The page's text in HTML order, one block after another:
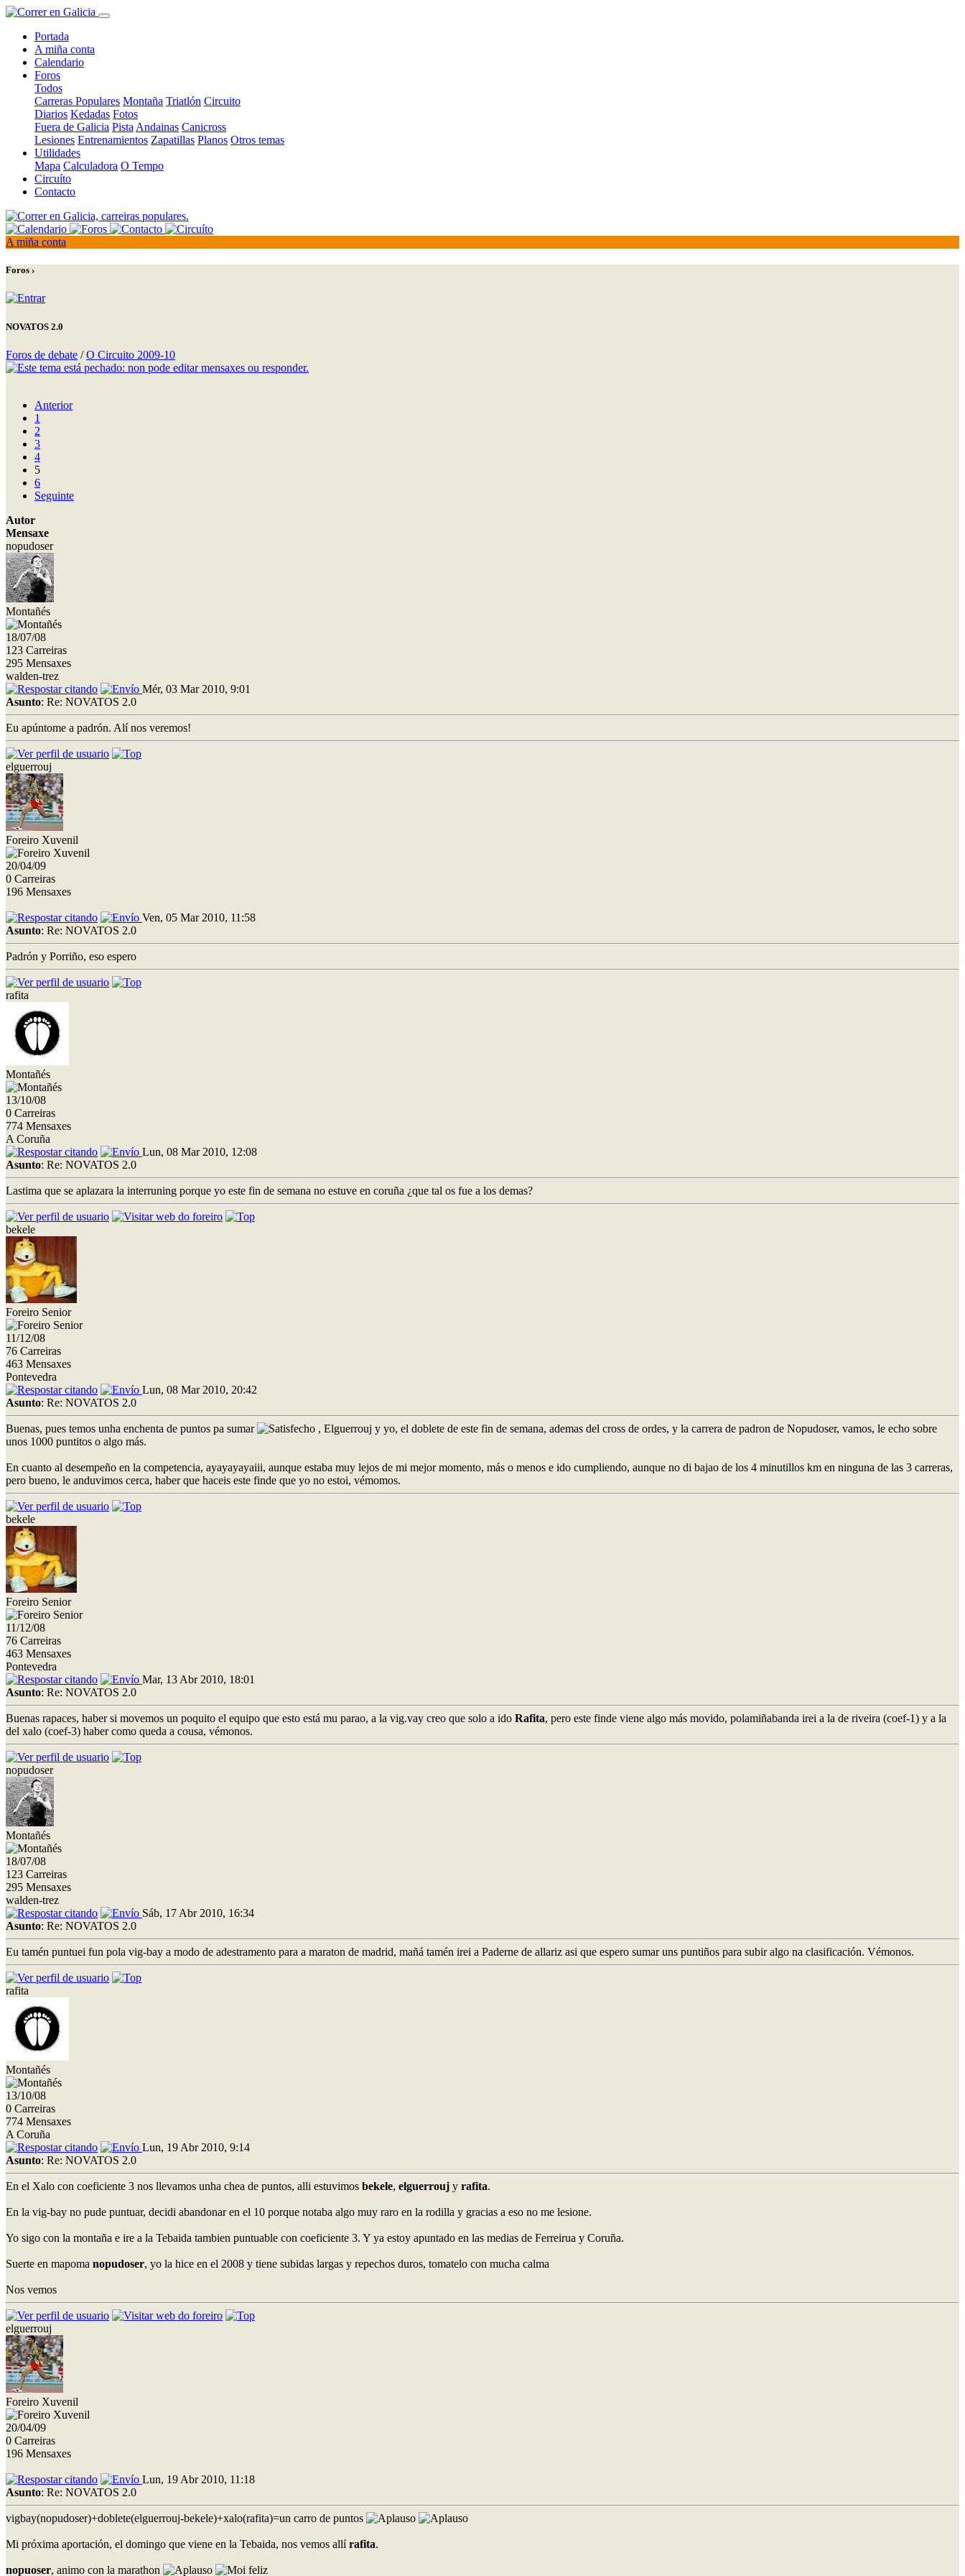
Portada
A miña conta
Calendario
Foros
Todos
Carreras Populares Montaña Triatlón Circuito
Diarios Kedadas Fotos
Fuera de Galicia Pista Andainas Canicross
Lesiones Entrenamientos Zapatillas Planos Otros temas
Utilidades
Mapa Calculadora O Tempo
Circuíto
Contacto
A miña conta
Foros ›
NOVATOS 2.0
Foros de debate /O Circuito 2009-10
Anterior
1
2
3
4
5
6
Seguinte
Autor
Mensaxe
nopudoser
Montañés
18/07/08
123 Carreiras
295 Mensaxes
walden-trez
Mér, 03 Mar 2010, 9:01
Asunto: Re: NOVATOS 2.0
Eu apúntome a padrón. Alí nos veremos!
elguerrouj
Foreiro Xuvenil
20/04/09
0 Carreiras
196 Mensaxes
Ven, 05 Mar 2010, 11:58
Asunto: Re: NOVATOS 2.0
Padrón y Porriño, eso espero
rafita
Montañés
13/10/08
0 Carreiras
774 Mensaxes
A Coruña
Lun, 08 Mar 2010, 12:08
Asunto: Re: NOVATOS 2.0
Lastima que se aplazara la interruning porque yo este fin de semana no estuve en coruña ¿que tal os fue a los demas?
bekele
Foreiro Senior
11/12/08
76 Carreiras
463 Mensaxes
Pontevedra
Lun, 08 Mar 2010, 20:42
Asunto: Re: NOVATOS 2.0
Buenas, pues temos unha enchenta de puntos pa sumar
, Elguerrouj y yo, el doblete de este fin de semana, ademas del cross de ordes, y la carrera de padron de Nopudoser, vamos, le echo sobre
unos 1000 puntitos o algo más.
En cuanto al desempeño en la competencia, ayayayayaiii, aunque estaba muy lejos de mi mejor momento, más o menos e ido cumpliendo, aunque no di bajao de los 4 minutillos km en ninguna de las 3 carreras,
pero bueno, le anduvimos cerca, haber que haceis este finde que yo no estoi, vémomos.
bekele
Foreiro Senior
11/12/08
76 Carreiras
463 Mensaxes
Pontevedra
Mar, 13 Abr 2010, 18:01
Asunto: Re: NOVATOS 2.0
Buenas rapaces, haber si movemos un poquito el equipo que esto está mu parao, a la vig.vay creo que solo a ido Rafita, pero este finde viene algo más movido, polamiñabanda irei a la de riveira (coef-1) y a la
del xalo (coef-3) haber como queda a cousa, vémonos.
nopudoser
Montañés
18/07/08
123 Carreiras
295 Mensaxes
walden-trez
Sáb, 17 Abr 2010, 16:34
Asunto: Re: NOVATOS 2.0
Eu tamén puntuei fun pola vig-bay a modo de adestramento para a maraton de madrid, mañá tamén irei a Paderne de allariz asi que espero sumar uns puntiños para subir algo na clasificación. Vémonos.
rafita
Montañés
13/10/08
0 Carreiras
774 Mensaxes
A Coruña
Lun, 19 Abr 2010, 9:14
Asunto: Re: NOVATOS 2.0
En el Xalo con coeficiente 3 nos llevamos unha chea de puntos, alli estuvimos bekele, elguerrouj y rafita.
En la vig-bay no pude puntuar, decidi abandonar en el 10 porque notaba algo muy raro en la rodilla y gracias a eso no me lesione.
Yo sigo con la montaña e ire a la Tebaida tambien puntuable con coeficiente 3. Y ya estoy apuntado en las medias de Ferreirua y Coruña.
Suerte en mapoma nopudoser, yo la hice en el 2008 y tiene subidas largas y repechos duros, tomatelo con mucha calma
Nos vemos
elguerrouj
Foreiro Xuvenil
20/04/09
0 Carreiras
196 Mensaxes
Lun, 19 Abr 2010, 11:18
Asunto: Re: NOVATOS 2.0
vigbay(nopudoser)+doblete(elguerrouj-bekele)+xalo(rafita)=un carro de puntos
Mi próxima aportación, el domingo que viene en la Tebaida, nos vemos allírafita.
nopuoser, animo con la marathon